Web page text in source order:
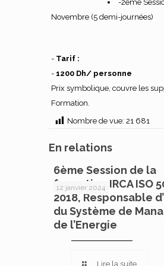
-2ème
Novembre (5 demi-journées)
- Tarif :
- 1200 Dh/ personne
Prix symbolique, couvre les
Formation.
Nombre de vue: 21 681
En relations
12 janvier 2024
6ème Session de la
formation IRCA ISO
2018, Responsable
du Système de
de l’Energie
Lire la suite
Siège Social: Route de
CLUSTER EMC © 2019 All